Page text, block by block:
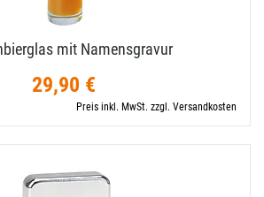
mit Namensgravur
29,90 €
Preis inkl. MwSt. zzgl. Versandkosten